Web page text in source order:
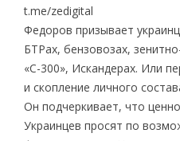
t.me/zedigital
Федоров призывает
БТРах, бензовозах,
«С-300», Искандерах. Или
и скопление личного
Он подчеркивает, что
Украинцев просят по